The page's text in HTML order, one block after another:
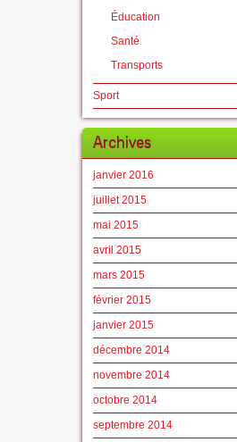
Éducation
Santé
Transports
Sport
Archives
janvier 2016
juillet 2015
mai 2015
avril 2015
mars 2015
février 2015
janvier 2015
décembre 2014
novembre 2014
octobre 2014
septembre 2014